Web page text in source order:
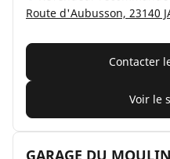
Route d'Aubusson, 23140
Contacter
Voir le
GARAGE DU